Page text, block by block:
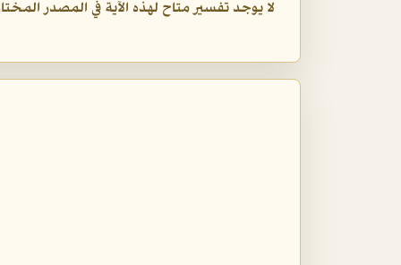
لا يوجد تفسير متاح لهذه الآية في المصدر